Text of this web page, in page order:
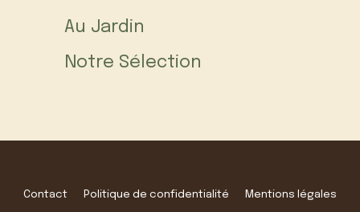
Au Jardin
Notre Sélection
Contact Politique de confidentialité Mentions légales